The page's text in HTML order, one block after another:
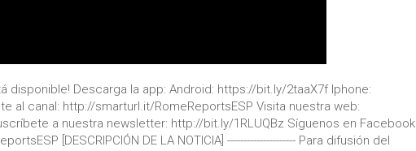
disponible! Descarga la app: Android: https://bit.ly/2taaX7f Iphone:
al canal: http://smarturl.it/RomeReportsESP Visita nuestra web:
a nuestra newsletter: http://bit.ly/1RLUQBz Síguenos en Facebook
[DESCRIPCIÓN DE LA NOTICIA] --------------------- Para difusión del